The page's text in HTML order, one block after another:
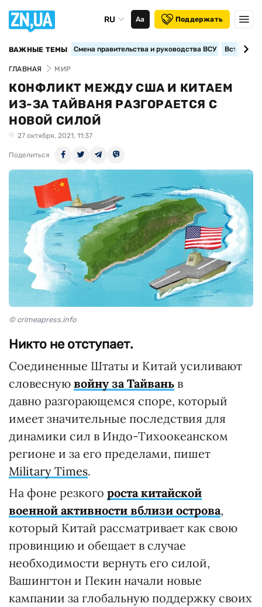
RU Аа Поддержать
ВАЖНЫЕ ТЕМЫ Смена правительства и руководства ВСУ
ГЛАВНАЯ МИР
КОНФЛИКТ МЕЖДУ США И КИТАЕМ
ИЗ-ЗА ТАЙВАНЯ РАЗГОРАЕТСЯ С
НОВОЙ СИЛОЙ
27 октября, 2021, 11:37
Поделиться
© crimeapress.info
Никто не отступает.
Соединенные Штаты и Китай усиливают
словесную войну за Тайвань в
давно разгорающемся споре, который
имеет значительные последствия для
динамики сил в Индо-Тихоокеанском
регионе и за его пределами, пишет
Military Times.
На фоне резкого роста китайской
военной активности вблизи острова,
который Китай рассматривает как свою
провинцию и обещает в случае
необходимости вернуть его силой,
Вашингтон и Пекин начали новые
кампании за глобальную поддержку своих